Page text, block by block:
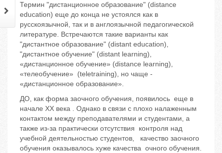
Термин "дистанционное образование" (distance
education) еще до конца не устоялся как в
русскоязычной, так и в англоязычной педагогической
литературе. Встречаются такие варианты как
"дистантное образование" (distant education),
"дистантное обучение" (distant learning),
«дистанционное обучение» (distance learning),
«телеобучение» (teletraining), но чаще -
«дистанционное образование».
ДО, как форма заочного обучения, появилось еще в
начале XX века . Однако в связи с плохо налаженным
контактом между преподавателями и студентами, а
также из-за практически отсутствия контроля над
учебной деятельностью студентов, качество заочного
обучения оказывалось хуже качества очного обучения.